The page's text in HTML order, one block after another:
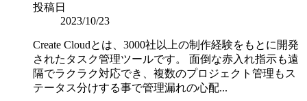
投稿日
2023/10/23
Create Cloudとは、3000社以上の制作経験をもとに開発
されたタスク管理ツールです。 面倒な赤入れ指示も遠
隔でラクラク対応でき、複数のプロジェクト管理もス
テータス分けする事で管理漏れの心配...